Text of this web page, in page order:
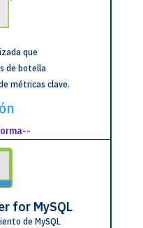
que
de botella
métricas clave.
for MySQL
de MySQL